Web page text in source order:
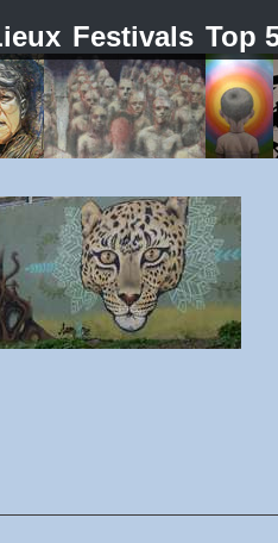
Festivals Top